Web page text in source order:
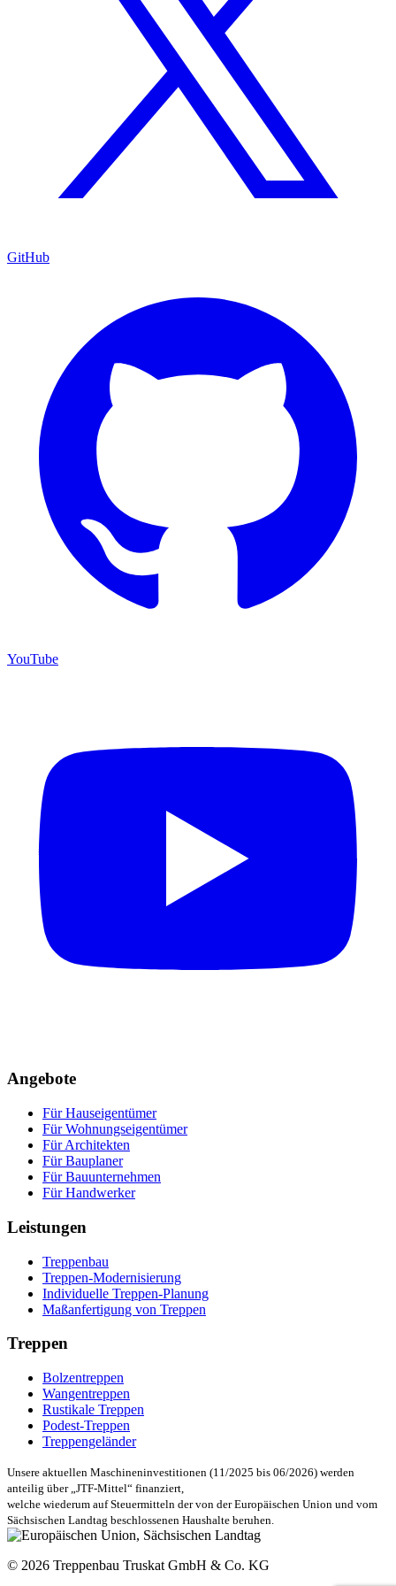
GitHub
YouTube
Angebote
Für Hauseigentümer
Für Wohnungseigentümer
Für Architekten
Für Bauplaner
Für Bauunternehmen
Für Handwerker
Leistungen
Treppenbau
Treppen-Modernisierung
Individuelle Treppen-Planung
Maßanfertigung von Treppen
Treppen
Bolzentreppen
Wangentreppen
Rustikale Treppen
Podest-Treppen
Treppengeländer
Unsere aktuellen Maschineninvestitionen (11/2025 bis 06/2026) werden
anteilig über „JTF-Mittel“ finanziert,
welche wiederum auf Steuermitteln der von der Europäischen Union und vom
Sächsischen Landtag beschlossenen Haushalte beruhen.
© 2026 Treppenbau Truskat GmbH & Co. KG